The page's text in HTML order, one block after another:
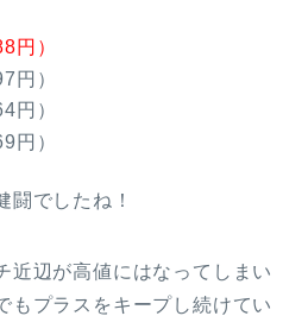
円）
円）
円）
円）
闘でしたね！
近辺が高値にはなってしまい
もプラスをキープし続けてい